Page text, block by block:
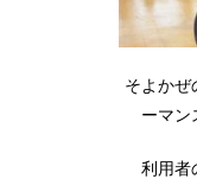
そよかぜ
ーマン
利用者